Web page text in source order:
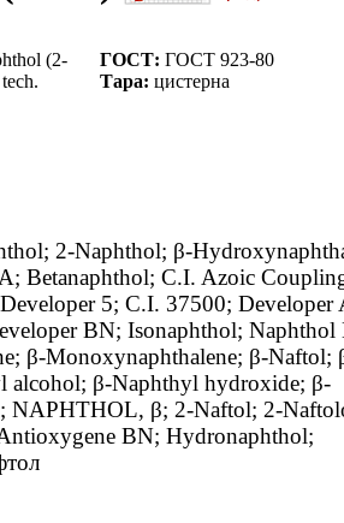
(2-
ГОСТ: ГОСТ 923-80
Тара: цистерна
2-Naphthol; β-
Betanaphthol; C.I. Azoic
5; C.I. 37500; Developer
BN; Isonaphthol; Naphthol
β-Monoxynaphthalene; β-Naftol;
alcohol; β-Naphthyl hydroxide; β-
NAPHTHOL, β; 2-Naftol; 2-
BN; Hydronaphthol;